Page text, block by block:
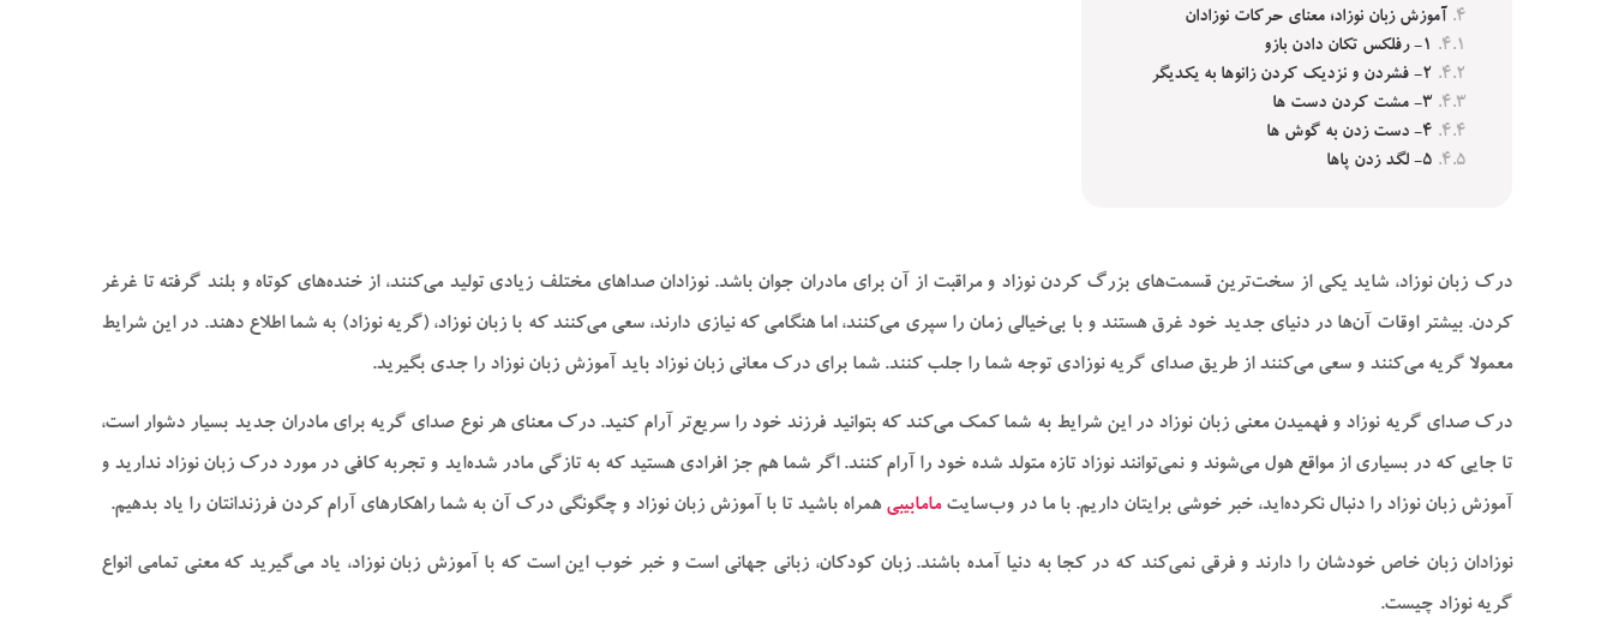
آموزش زبان نوزاد؛ معنای حرکات نوزادان
۱- رفلکس تکان دادن بازو
۲- فشردن و نزدیک کردن زانو‌ها به یکدیگر
۳- مشت کردن دست‌ ها
۴- دست زدن به گوش‌ ها
۵- لگد زدن پا‌ها
درک زبان نوزاد، شاید یکی از سخت‌ترین قسمت‌های بزرگ کردن نوزاد و مراقبت از آن برای مادران جوان باشد. نوزادان صدا‌های مختلف زیادی تولید می‌کنند، از خنده‌های کوتاه و بلند گرفته تا غرغر
کردن. بیشتر اوقات آن‌ها در دنیای جدید خود غرق هستند و با بی‌خیالی زمان را سپری می‌کنند، اما هنگامی که نیازی دارند، سعی می‌کنند که با زبان نوزاد، (گریه نوزاد) به شما اطلاع دهند. در این شرایط
معمولا گریه می‌کنند و سعی می‌کنند از طریق صدای گریه نوزادی توجه شما را جلب کنند. شما برای درک معانی زبان نوزاد باید آموزش زبان نوزاد را جدی بگیرید.
درک صدای گریه نوزاد و فهمیدن معنی زبان نوزاد در این شرایط به شما کمک می‌کند که بتوانید فرزند خود را سریع‌تر آرام کنید. درک معنای هر نوع صدای گریه برای مادران جدید بسیار دشوار است،
تا جایی که در بسیاری از مواقع هول می‌شوند و نمی‌توانند نوزاد تازه متولد شده خود را آرام کنند. اگر شما هم جز افرادی هستید که به تازگی مادر شده‌اید و تجربه کافی در مورد درک زبان نوزاد ندارید و
آموزش زبان نوزاد را دنبال نکرده‌اید، خبر خوشی برایتان داریم. با ما در وب‌سایتمامابیبی همراه باشید تا با آموزش زبان نوزاد و چگونگی درک آن به شما راهکار‌های آرام کردن فرزندانتان را یاد بدهیم.
نوزادان زبان خاص خودشان را دارند و فرقی نمی‌کند که در کجا به دنیا آمده باشند. زبان کودکان، زبانی جهانی است و خبر خوب این است که با آموزش زبان نوزاد، یاد می‌گیرید که معنی تمامی انواع
گریه نوزاد چیست.